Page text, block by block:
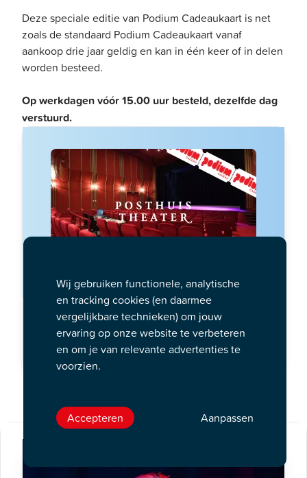
Deze speciale editie van Podium Cadeaukaart is net
zoals de standaard Podium Cadeaukaart vanaf
aankoop drie jaar geldig en kan in één keer of in delen
worden besteed.
Op werkdagen vóór 15.00 uur besteld, dezelfde dag
verstuurd.
Op werkdagen vóór 15:00 uur besteld, dezelfde
dag verstuurd.
Bestel per post
3 resultaten
Wij gebruiken functionele, analytische
en tracking cookies (en daarmee
vergelijkbare technieken) om jouw
ervaring op onze website te verbeteren
en om je van relevante advertenties te
voorzien.
Accepteren Aanpassen